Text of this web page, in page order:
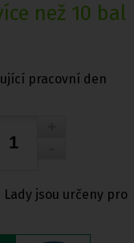
než 10 bal
pracovní den
jsou určeny pro